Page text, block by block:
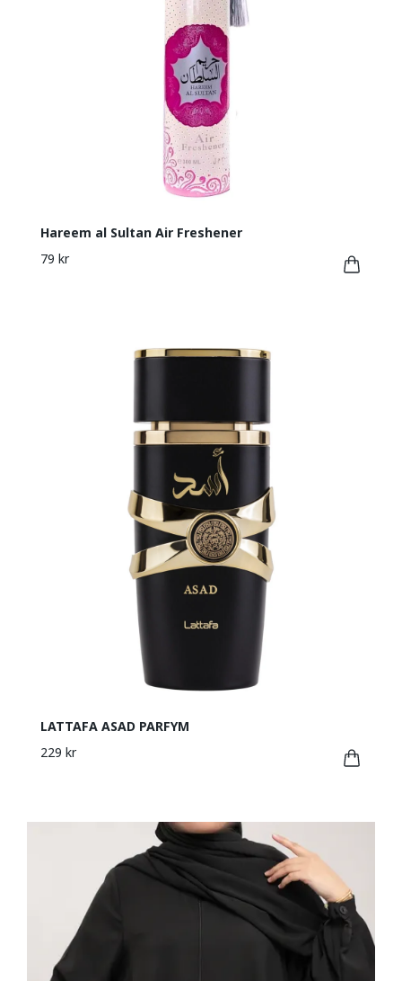
Hareem al Sultan Air Freshener
79 kr
LATTAFA ASAD PARFYM
229 kr